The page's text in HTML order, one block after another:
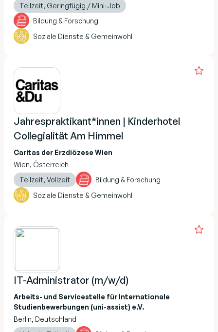
Teilzeit, Geringfügig / Mini-Job
Bildung & Forschung
Soziale Dienste & Gemeinwohl
Jahrespraktikant*innen | Kinderhotel
Collegialität Am Himmel
Caritas der Erzdiözese Wien
Wien, Österreich
Teilzeit, Vollzeit
Bildung & Forschung
Soziale Dienste & Gemeinwohl
IT-Administrator (m/w/d)
Arbeits- und Servicestelle für Internationale
Studienbewerbungen (uni-assist) e.V.
Berlin, Deutschland